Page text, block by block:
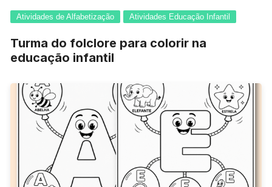
Atividades de Alfabetização Atividades Educação Infantil
Turma do folclore para colorir na
educação infantil